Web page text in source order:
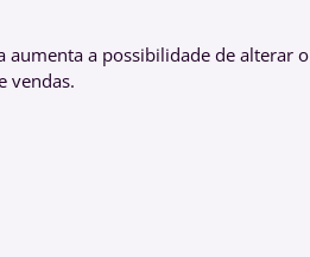
aumenta a possibilidade de alterar o
vendas.